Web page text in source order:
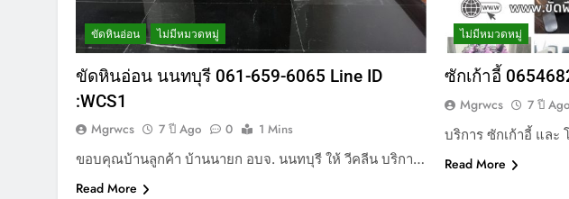
ขัดหินอ่อน ไม่มีหมวดหมู่
ขัดหินอ่อน นนทบุรี 061-659-6065 Line ID
:WCS1
Mgrwcs 7 ปี Ago 0
1 Mins
ขอบคุณบ้านลูกค้า บ้านนายก อบจ. นนทบุรี ให้ วีคลีน บริกา…
Read More
ไม่มีหมวดหมู่
ซักเก้าอี้
Mgrwcs 7 ปี Ago
บริการ ซักเก้าอี้ และ
Read More